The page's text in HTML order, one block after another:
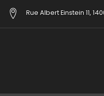
Rue Albert Einstein 11,